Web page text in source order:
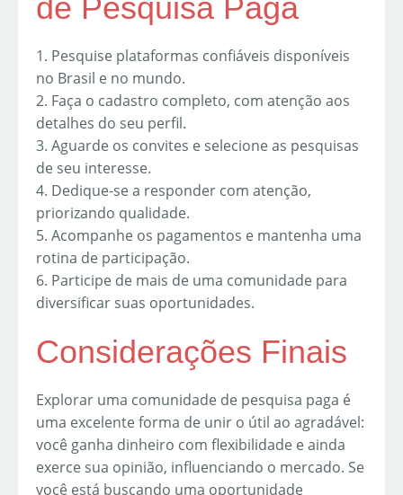
de Pesquisa Paga
1. Pesquise plataformas confiáveis disponíveis
no Brasil e no mundo.
2. Faça o cadastro completo, com atenção aos
detalhes do seu perfil.
3. Aguarde os convites e selecione as pesquisas
de seu interesse.
4. Dedique-se a responder com atenção,
priorizando qualidade.
5. Acompanhe os pagamentos e mantenha uma
rotina de participação.
6. Participe de mais de uma comunidade para
diversificar suas oportunidades.
Considerações Finais
Explorar uma comunidade de pesquisa paga é
uma excelente forma de unir o útil ao agradável:
você ganha dinheiro com flexibilidade e ainda
exerce sua opinião, influenciando o mercado. Se
você está buscando uma oportunidade